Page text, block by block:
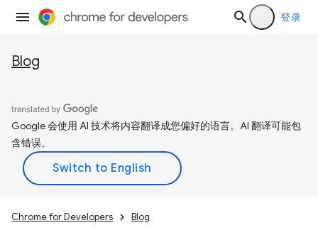
登录
Blog
Google 会使用 AI 技术将内容翻译成您偏好的语言。AI 翻译可能包
含错误。
Chrome for Developers Blog